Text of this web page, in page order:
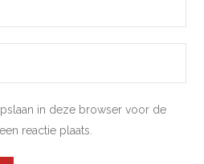
in deze browser voor de
reactie plaats.